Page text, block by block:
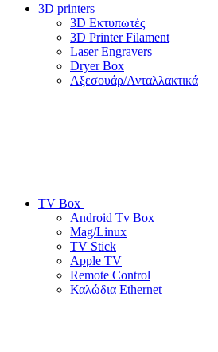
3D printers
3D Εκτυπωτές
3D Printer Filament
Laser Engravers
Dryer Box
Αξεσουάρ/Ανταλλακτικά
TV Box
Android Tv Box
Mag/Linux
TV Stick
Apple TV
Remote Control
Καλώδια Ethernet